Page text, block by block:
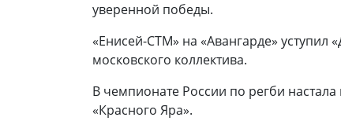
уверенной победы.
«Енисей-СТМ» на «Авангарде»
московского коллектива.
В чемпионате России по регби
«Красного Яра».